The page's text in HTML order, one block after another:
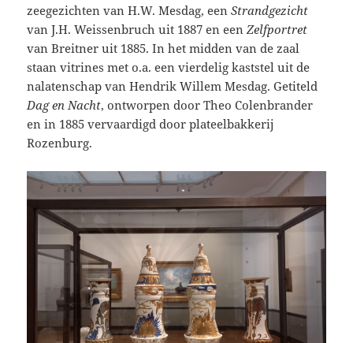
zeegezichten van H.W. Mesdag, eenStrandgezicht
van J.H. Weissenbruch uit 1887 en eenZelfportret
van Breitner uit 1885. In het midden van de zaal
staan vitrines met o.a. een vierdelig kaststel uit de
nalatenschap van Hendrik Willem Mesdag. Getiteld
Dag en Nacht, ontworpen door Theo Colenbrander
en in 1885 vervaardigd door plateelbakkerij
Rozenburg.